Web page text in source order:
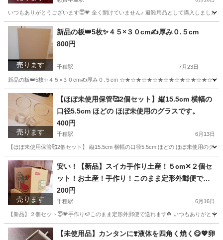
いつもありがとうございます😇💗 全く開けていません♪ 避難用品として購入しまし
愛知 名古屋市 志賀本通駅 ベッド 愛知 名古屋市
ベッド Cdw
売ります
新品の板👑5枚✨４５×３０cm✍️厚み０.５cm
800円
千種駅 7月23日
新品の板👑5枚✨４５×３０cm✍️厚み０.５cm ☆★☆★☆★☆★☆★☆★☆★☆★☆★☆★ 🔵注意
愛知 名古屋市 千種駅 収納家具 木材
売ります
【ほぼ未使用保管🥰2個セット】縦15.5cm 横幅の
口径5.5cm ほどの ほぼ未使用のグラスです。
400円
千種駅 6月13日
【ほぼ未使用保管🥰2個セット】 縦15.5cm 横幅の口径5.5cm ほどの ほぼ未
愛知 名古屋市 千種駅 食器 愛知 名古屋市
食器 グラス
売ります
安い！【新品】スイカ手作り土産！５cm✕２個セ
ット！お土産！手作り！このまま定形外郵便で送
れます！
200円
千種駅 6月16日
【新品】２個セット😇💗手作り🍉このまま定形外郵便で送れます☘️ いつもありがと
愛知 名古屋市 千種駅 インテリア雑貨/小物 お土産
【未使用品】カンタンに❣️液体を四角く焼く😋💖卵